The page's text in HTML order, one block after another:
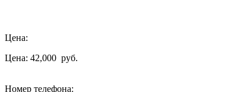
Цена:
Цена: 42,000 руб.
Номер телефона: